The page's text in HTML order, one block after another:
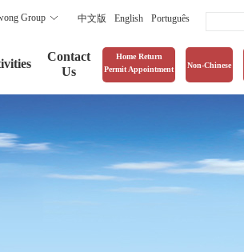
Group 中文版 English Português
Contact
Us
Home Return
Permit Appointment Non-Chinese